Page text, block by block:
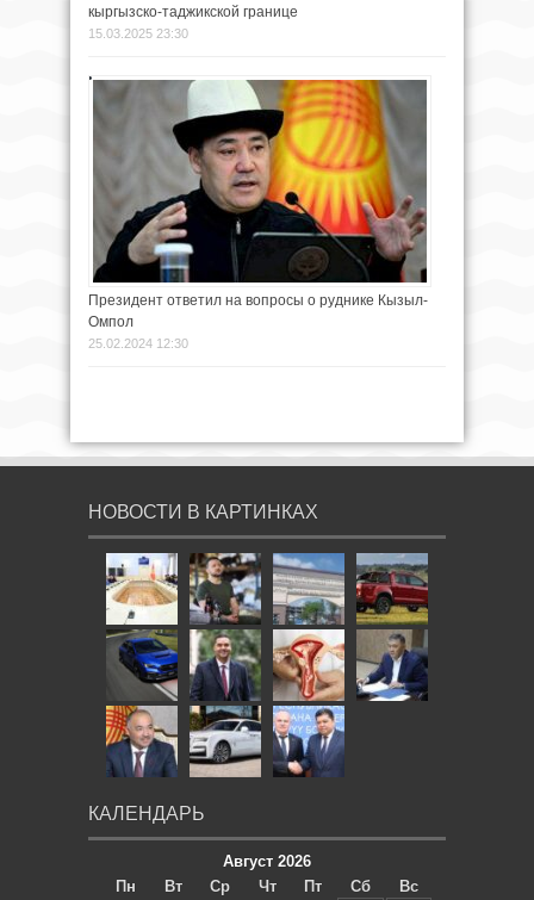
кыргызско-таджикской границе
15.03.2025 23:30
Президент ответил на вопросы о руднике Кызыл-
Омпол
25.02.2024 12:30
НОВОСТИ В КАРТИНКАХ
КАЛЕНДАРЬ
Август 2026
Пн
Вт Ср Чт Пт Сб
Вс